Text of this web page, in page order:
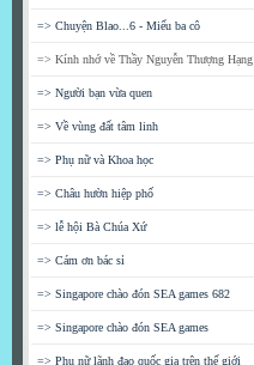
=> Chuyện Blao...6 - Miếu ba cô
=> Kính nhớ về Thầy Nguyễn Thượng Hạng
=> Người bạn vừa quen
=> Về vùng đất tâm linh
=> Phụ nữ và Khoa học
=> Châu hườn hiệp phố
=> lễ hội Bà Chúa Xứ
=> Cám ơn bác sỉ
=> Singapore chào đón SEA games 682
=> Singapore chào đón SEA games
=> Phụ nữ lãnh đạo quốc gia trên thế giới